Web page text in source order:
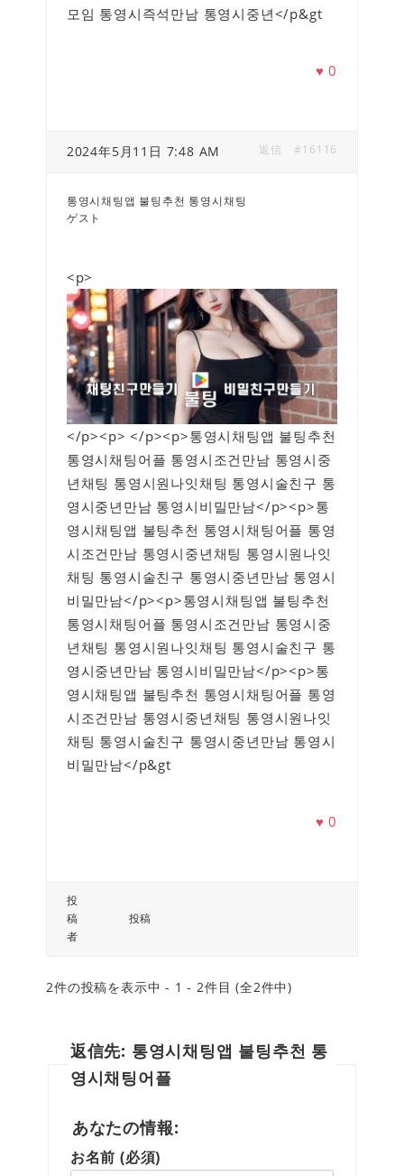
모임 통영시즉석만남 통영시중년</p&gt
♥0
2024年5月11日 7:48 AM #16116
返信
통영시채팅앱 불팅추천 통영시채팅
ゲスト
<p>
</p><p> </p><p>통영시채팅앱 불팅추천
통영시채팅어플 통영시조건만남 통영시중
년채팅 통영시원나잇채팅 통영시술친구 통
영시중년만남 통영시비밀만남</p><p>통
영시채팅앱 불팅추천 통영시채팅어플 통영
시조건만남 통영시중년채팅 통영시원나잇
채팅 통영시술친구 통영시중년만남 통영시
비밀만남</p><p>통영시채팅앱 불팅추천
통영시채팅어플 통영시조건만남 통영시중
년채팅 통영시원나잇채팅 통영시술친구 통
영시중년만남 통영시비밀만남</p><p>통
영시채팅앱 불팅추천 통영시채팅어플 통영
시조건만남 통영시중년채팅 통영시원나잇
채팅 통영시술친구 통영시중년만남 통영시
비밀만남</p&gt
♥0
投
稿
者
投稿
2件の投稿を表示中 - 1 - 2件目 (全2件中)
返信先: 통영시채팅앱 불팅추천 통
영시채팅어플
あなたの情報:
お名前 (必須)